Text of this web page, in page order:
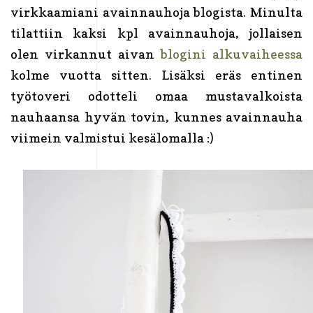
virkkaamiani avainnauhoja blogista. Minulta
tilattiin kaksi kpl avainnauhoja, jollaisen
olen virkannut aivanblogini alkuvaiheessa
kolme vuotta sitten. Lisäksi eräs entinen
työtoveri odotteli omaa mustavalkoista
nauhaansa hyvän tovin, kunnes avainnauha
viimein valmistui kesälomalla :)